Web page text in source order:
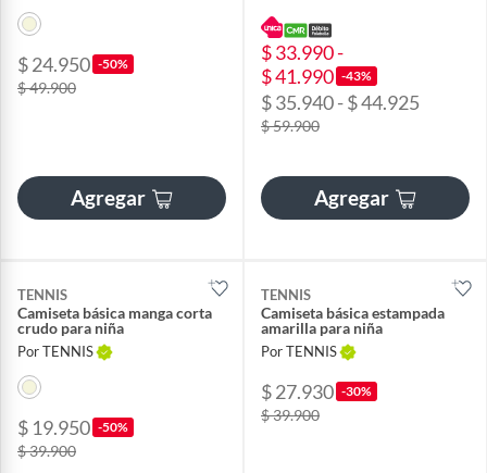
$ 24.950 -50%
$ 49.900
Agregar
$ 33.990 -
$ 41.990 -43%
$ 35.940 - $ 44.925
$ 59.900
Agregar
TENNIS
Camiseta básica manga corta
crudo para niña
Por TENNIS
$ 19.950 -50%
$ 39.900
TENNIS
Camiseta básica estampada
amarilla para niña
Por TENNIS
$ 27.930 -30%
$ 39.900